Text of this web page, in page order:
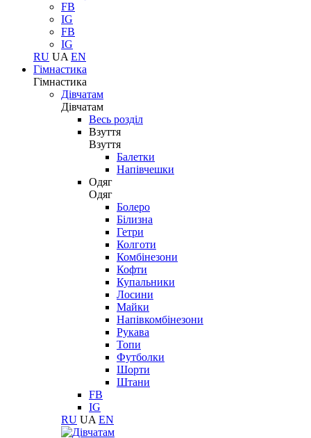
FB
IG
FB
IG
RU UA EN
Гімнастика
Гімнастика
Дівчатам
Дівчатам
Весь розділ
Взуття
Взуття
Балетки
Напівчешки
Одяг
Одяг
Болеро
Білизна
Гетри
Колготи
Комбінезони
Кофти
Купальники
Лосини
Майки
Напівкомбінезони
Рукава
Топи
Футболки
Шорти
Штани
FB
IG
RU UA EN